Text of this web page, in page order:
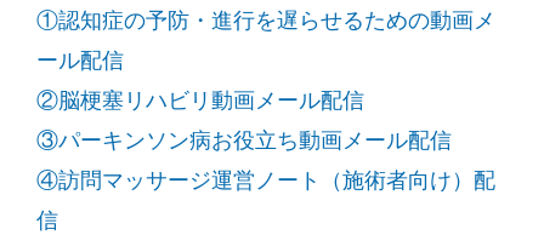
①認知症の予防・進行を遅らせるための動画メ
ール配信
②脳梗塞リハビリ動画メール配信
③パーキンソン病お役立ち動画メール配信
④訪問マッサージ運営ノート（施術者向け）配
信